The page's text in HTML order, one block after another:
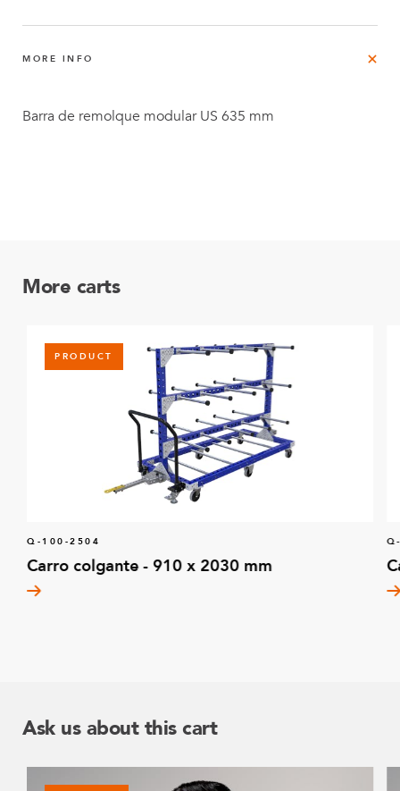
MORE INFO
Barra de remolque modular US 635 mm
More carts
PRODUCT
Q-100-2504
Carro colgante - 910 x 2030 mm
Ask us about this cart